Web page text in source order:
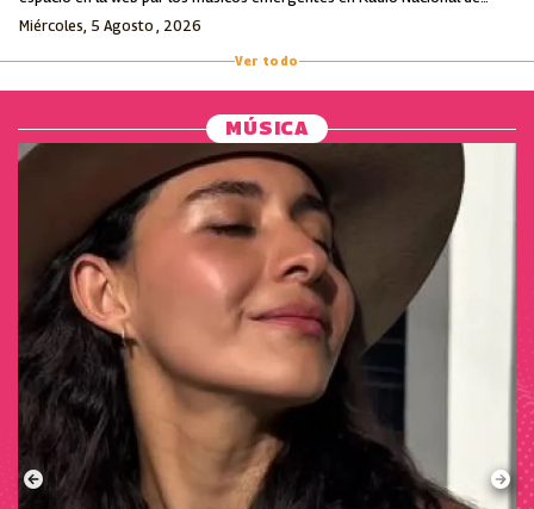
Colombia.
Miércoles, 5 Agosto , 2026
Ver todo
MÚSICA